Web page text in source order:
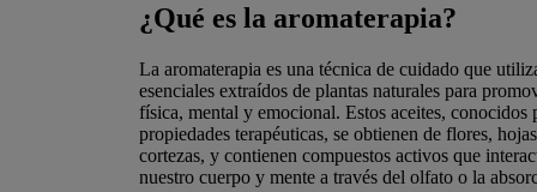
¿Qué es la aromaterapia?
La aromaterapia es una técnica de cuidado que
esenciales extraídos de plantas naturales para
física, mental y emocional. Estos aceites, conocidos
propiedades terapéuticas, se obtienen de flores,
cortezas, y contienen compuestos activos que
nuestro cuerpo y mente a través del olfato o la